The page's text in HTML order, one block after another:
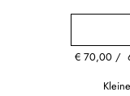
€ 70,00